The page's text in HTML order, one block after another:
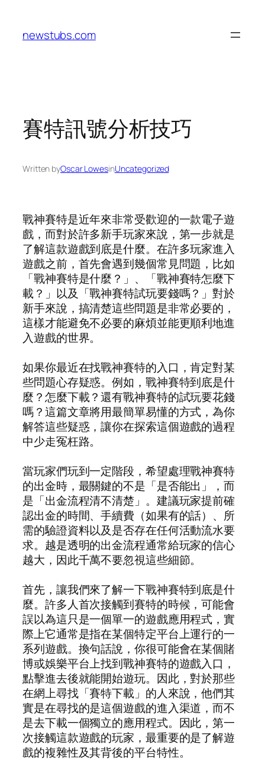
content
newstubs.com
賽特訊號分析技巧
Written byOscar LowesinUncategorized
戰神賽特是近年來非常受歡迎的一款電子遊
戲，而對於許多新手玩家來說，第一步就是
了解這款遊戲到底是什麼。在許多玩家進入
遊戲之前，首先會遇到幾個常見問題，比如
「戰神賽特是什麼？」、「戰神賽特怎麼下
載？」以及「戰神賽特試玩要錢嗎？」對於
新手來說，搞清楚這些問題是非常必要的，
這樣才能避免不必要的麻煩並能更順利地進
入遊戲的世界。
如果你最近在找戰神賽特的入口，肯定對某
些問題心存疑惑。例如，戰神賽特到底是什
麼？怎麼下載？還有戰神賽特的試玩要花錢
嗎？這篇文章將用最簡單易懂的方式，為你
解答這些疑惑，讓你在探索這個遊戲的過程
中少走冤枉路。
當玩家們玩到一定階段，希望處理戰神賽特
的出金時，最關鍵的不是「是否能出」，而
是「出金流程清不清楚」。建議玩家提前確
認出金的時間、手續費（如果有的話）、所
需的驗證資料以及是否存在任何活動流水要
求。越是透明的出金流程通常給玩家的信心
越大，因此千萬不要忽視這些細節。
首先，讓我們來了解一下戰神賽特到底是什
麼。許多人首次接觸到賽特的時候，可能會
誤以為這只是一個單一的遊戲應用程式，實
際上它通常是指在某個特定平台上運行的一
系列遊戲。換句話說，你很可能會在某個賭
博或娛樂平台上找到戰神賽特的遊戲入口，
點擊進去後就能開始遊玩。因此，對於那些
在網上尋找「賽特下載」的人來說，他們其
實是在尋找的是這個遊戲的進入渠道，而不
是去下載一個獨立的應用程式。因此，第一
次接觸這款遊戲的玩家，最重要的是了解遊
戲的複雜性及其背後的平台特性。